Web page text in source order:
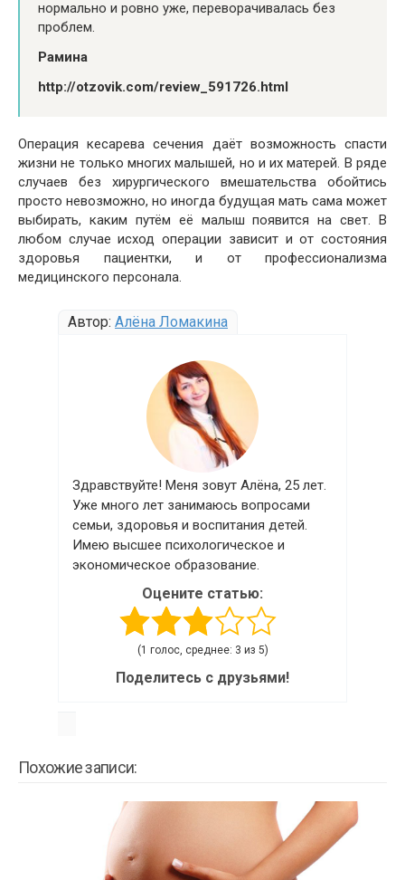
нормально и ровно уже, переворачивалась без
проблем.
Рамина
http://otzovik.com/review_591726.html
Операция кесарева сечения даёт возможность спасти
жизни не только многих малышей, но и их матерей. В ряде
случаев без хирургического вмешательства обойтись
просто невозможно, но иногда будущая мать сама может
выбирать, каким путём её малыш появится на свет. В
любом случае исход операции зависит и от состояния
здоровья пациентки, и от профессионализма
медицинского персонала.
Автор: Алёна Ломакина
Здравствуйте! Меня зовут Алёна, 25 лет.
Уже много лет занимаюсь вопросами
семьи, здоровья и воспитания детей.
Имею высшее психологическое и
экономическое образование.
Оцените статью:
(1 голос, среднее: 3 из 5)
Поделитесь с друзьями!
Похожие записи: